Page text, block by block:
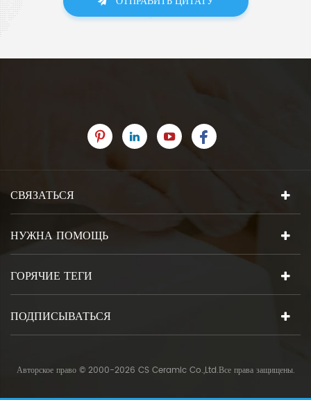
СВЯЗАТЬСЯ
НУЖНА ПОМОЩЬ
ГОРЯЧИЕ ТЕГИ
ПОДПИСЫВАТЬСЯ
Авторское право © 2000-2026 CS Ceramic Co.,Ltd.Все права защищены.